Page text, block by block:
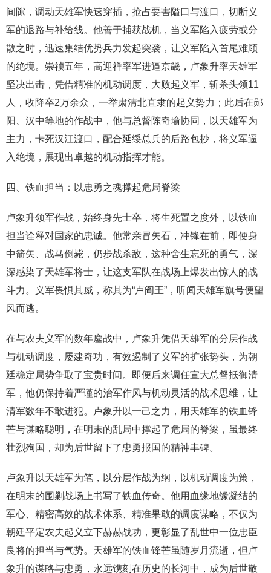
间隙，调动天雄军快速穿插，抢占要害隘口与渡口，切断义
军的退路与补给线。他善于捕获战机，当义军陷入疲劳或分
散之时，迅速集结优势兵力发起突袭，让义军陷入首尾难顾
的绝境。崇祯五年，高迎祥率军进逼京畿，卢象升率天雄军
坚决出击，凭借精准的机动调度，大败起义军，斩杀头领11
人，收降卒2万余众，一举肃清北直隶的起义势力；此后在郧
阳、汉中等地的作战中，他与总督陈奇瑜协同，以天雄军为
主力，卡死汉江渡口，配合延绥总兵的后路包抄，将义军逼
入绝境，展现出卓越的机动指挥才能。
四、铁血担当：以忠勇之魂撑起危局脊梁
卢象升领军作战，始终身先士卒，将生死置之度外，以铁血
担当诠释对国家的忠诚。他常亲冒矢石，冲锋在前，即便身
中箭矢、战马倒毙，仍步战杀敌，这种舍生忘死的勇气，深
深感染了天雄军将士，让这支军队在战场上爆发出惊人的战
斗力。义军畏惧其威，称其为“卢阎王”，听闻天雄军旗号便望
风而逃。
在与农夫义军的数年鏖战中，卢象升凭借天雄军的分层作战
与机动调度，屡建奇功，有效遏制了义军的扩张势头，为朝
廷稳定局势争取了宝贵时间。即便后来调任宣大总督抵御清
军，他仍保持着严谨的治军作风与机动灵活的战术思维，让
清军数年不敢进犯。卢象升以一己之力，用天雄军的铁血锋
芒与谋略聪明，在明末的乱局中撑起了危局的脊梁，虽最终
壮烈殉国，却为后世留下了忠勇报国的精神丰碑。
卢象升以天雄军为笔，以分层作战为纲，以机动调度为策，
在明末的围剿战场上书写了铁血传奇。他用血缘地缘凝结的
军心、精密高效的战术体系、精准果敢的调度谋略，不仅为
朝廷平定农夫起义立下赫赫战功，更彰显了乱世中一位忠臣
良将的担当与气势。天雄军的铁血锋芒虽随岁月流逝，但卢
象升的谋略与忠勇，永远镌刻在历史的长河中，成为后世敬